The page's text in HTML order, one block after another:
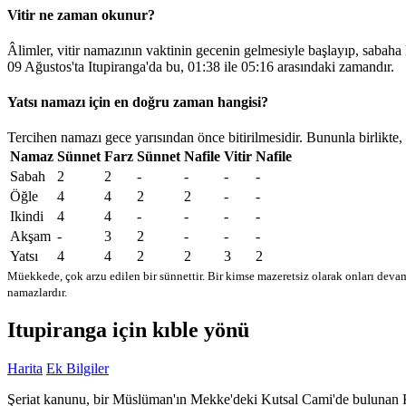
Vitir ne zaman okunur?
Âlimler, vitir namazının vaktinin gecenin gelmesiyle başlayıp,
09 Ağustos'ta Itupiranga'da bu, 01:38 ile 05:16 arasındaki zamandır.
Yatsı namazı için en doğru zaman hangisi?
Tercihen namazı gece yarısından önce bitirilmesidir. Bununla
Namaz Sünnet Farz Sünnet Nafile Vitir Nafile
Sabah
2 2 - - -
-
Öğle
4 4 2 2 -
-
Ikindi
4 4 - - -
-
Akşam - 3 2 - -
-
Yatsı
4 4 2 2 3 2
Müekkede, çok arzu edilen bir sünnettir. Bir kimse mazeretsiz olarak onları
namazlardır.
Itupiranga için kıble yönü
Harita Ek Bilgiler
Şeriat kanunu, bir Müslüman'ın Mekke'deki Kutsal Cami'de bulunan